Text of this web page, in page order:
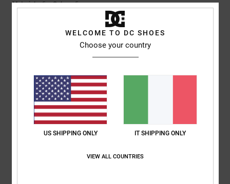
Materiale: 5/5 Colore: 5/5
5/5
9. luglio 2026
Ottimo prezzo
Mostra originale - Castellano
Comfort: 4/5 Rapporto qualità-prezzo
Materiale: 4/5 Colore: 5/5
Consiglio questo prodotto
5
WELCOME TO DC SHOES
Choose your country
US SHIPPING ONLY IT SHIPPING ONLY
VIEW ALL COUNTRIES